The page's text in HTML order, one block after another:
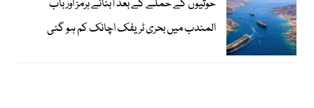
حوثیوں کے حملے کے بعد آبنائے ہرمز اور باب
المندب میں بحری ٹریفک اچانک کم ہو گئی